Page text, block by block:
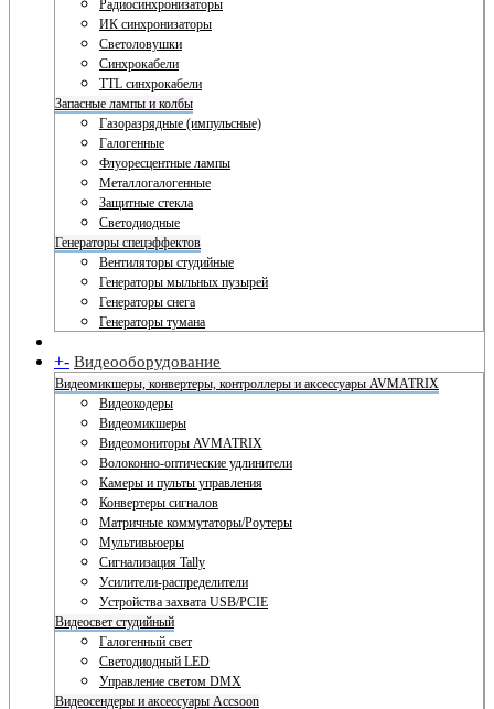
Радиосинхронизаторы
ИК синхронизаторы
Светоловушки
Синхрокабели
TTL синхрокабели
Запасные лампы и колбы
Газоразрядные (импульсные)
Галогенные
Флуоресцентные лампы
Металлогалогенные
Защитные стекла
Светодиодные
Генераторы спецэффектов
Вентиляторы студийные
Генераторы мыльных пузырей
Генераторы снега
Генераторы тумана
+- Видеооборудование
Видеомикшеры, конвертеры, контроллеры и аксессуары AVMATRIX
Видеокодеры
Видеомикшеры
Видеомониторы AVMATRIX
Волоконно-оптические удлинители
Камеры и пульты управления
Конвертеры сигналов
Матричные коммутаторы/Роутеры
Мультивьюеры
Сигнализация Tally
Усилители-распределители
Устройства захвата USB/PCIE
Видеосвет студийный
Галогенный свет
Светодиодный LED
Управление светом DMX
Видеосендеры и аксессуары Accsoon